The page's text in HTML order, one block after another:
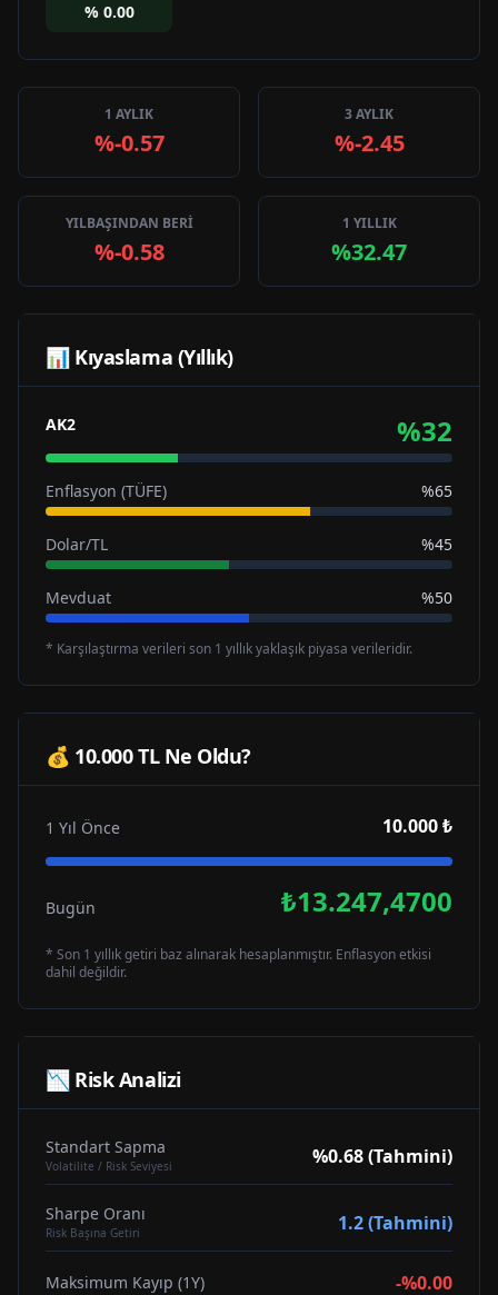
% 0.00
1 AYLIK
%-0.57
3 AYLIK
%-2.45
YILBAŞINDAN BERİ
%-0.58
1 YILLIK
%32.47
📊 Kıyaslama (Yıllık)
AK2 %32
Enflasyon (TÜFE) %65
Dolar/TL %45
Mevduat %50
* Karşılaştırma verileri son 1 yıllık yaklaşık piyasa verileridir.
💰 10.000 TL Ne Oldu?
1 Yıl Önce 10.000 ₺
Bugün ₺13.247,4700
* Son 1 yıllık getiri baz alınarak hesaplanmıştır. Enflasyon etkisi
dahil değildir.
📉 Risk Analizi
Standart Sapma
Volatilite / Risk Seviyesi %0.68 (Tahmini)
Sharpe Oranı
Risk Başına Getiri 1.2 (Tahmini)
Maksimum Kayıp (1Y) -%0.00